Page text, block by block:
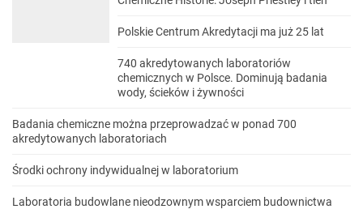
Polskie Centrum Akredytacji ma już 25 lat
740 akredytowanych laboratoriów
chemicznych w Polsce. Dominują badania
wody, ścieków i żywności
Badania chemiczne można przeprowadzać w ponad 700
akredytowanych laboratoriach
Środki ochrony indywidualnej w laboratorium
Laboratoria budowlane nieodzownym wsparciem budownictwa